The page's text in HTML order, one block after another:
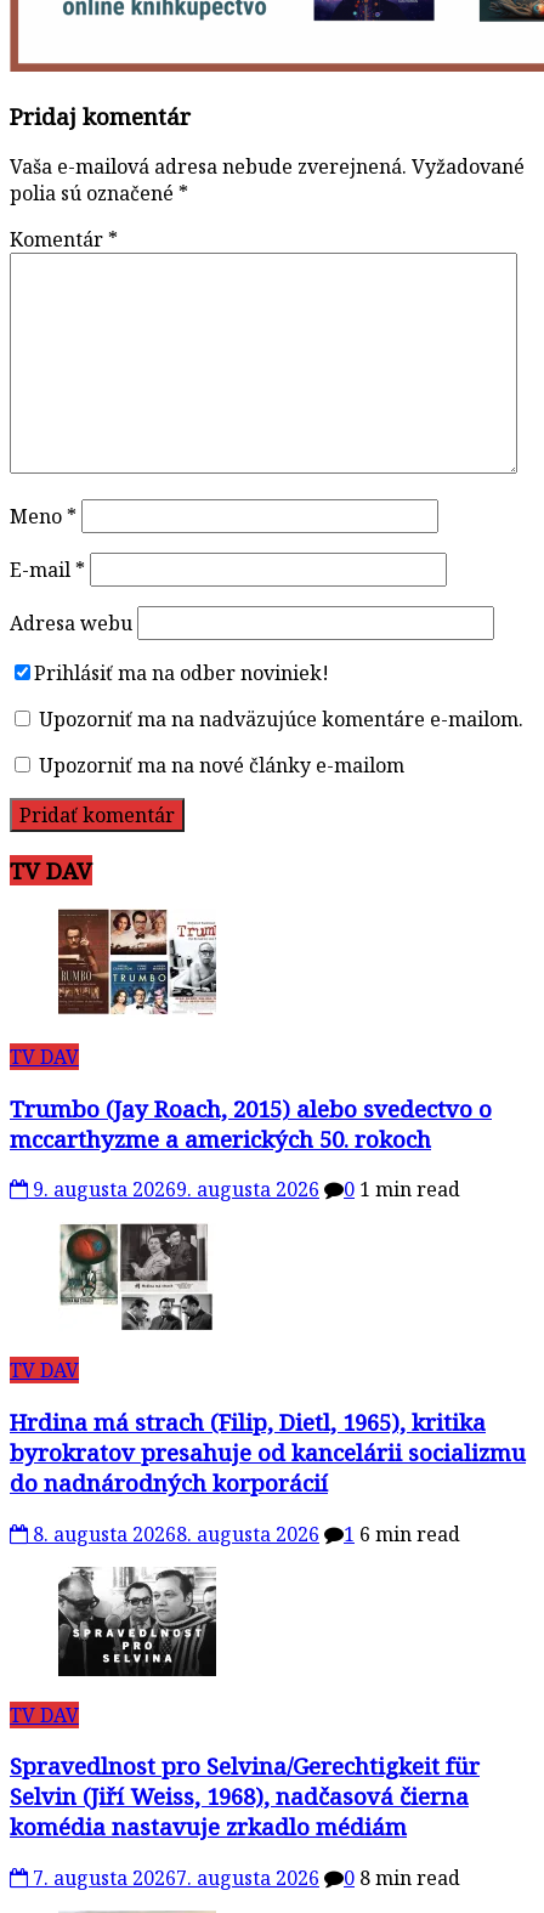
Pridaj komentár
Vaša e-mailová adresa nebude zverejnená. Vyžadované
polia sú označené *
Komentár *
Meno *
E-mail *
Adresa webu
Prihlásiť ma na odber noviniek!
Upozorniť ma na nadväzujúce komentáre e-mailom.
Upozorniť ma na nové články e-mailom
TV DAV
TV DAV
Trumbo (Jay Roach, 2015) alebo svedectvo o
mccarthyzme a amerických 50. rokoch
9. augusta 20269. augusta 2026 0 1 min read
TV DAV
Hrdina má strach (Filip, Dietl, 1965), kritika
byrokratov presahuje od kancelárii socializmu
do nadnárodných korporácií
8. augusta 20268. augusta 2026 1 6 min read
TV DAV
Spravedlnost pro Selvina/Gerechtigkeit für
Selvin (Jiří Weiss, 1968), nadčasová čierna
komédia nastavuje zrkadlo médiám
7. augusta 20267. augusta 2026 0 8 min read